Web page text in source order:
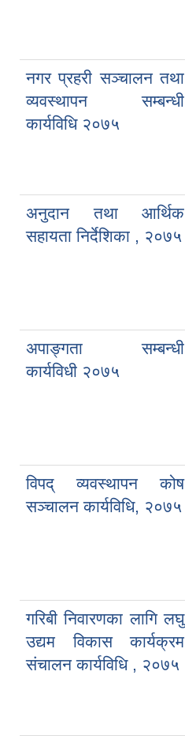
नगर प्रहरी सञ्चालन तथा
व्यवस्थापन सम्बन्धी
कार्यविधि २०७५
अनुदान तथा आर्थिक
सहायता निर्देशिका , २०७५
अपाङ्गता सम्बन्धी
कार्यविधी २०७५
विपद् व्यवस्थापन कोष
सञ्चालन कार्यविधि, २०७५
गरिबी निवारणका लागि लघु
उद्यम विकास कार्यक्रम
संचालन कार्यविधि , २०७५